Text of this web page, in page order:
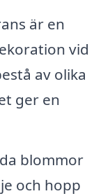
är en
vid
av olika
ger en
blommor
och hopp